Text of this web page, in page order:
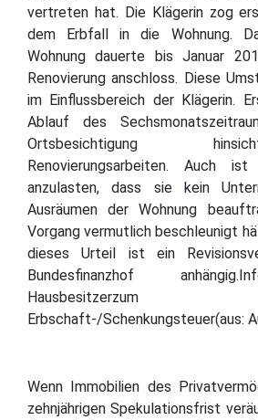
vertreten hat. Die Klägerin zog
dem Erbfall in die Wohnung.
Wohnung dauerte bis Januar
Renovierung anschloss. Diese
im Einflussbereich der Klägerin.
Ablauf des
Ortsbesichtigung
Renovierungsarbeiten. Auch
anzulasten, dass sie kein
Ausräumen der Wohnung
Vorgang vermutlich beschleunigt
dieses Urteil ist ein
Bundesfinanzhof
Erbschaft-/Schenkungsteuer(aus:
Wenn Immobilien des
zehnjährigen Spekulationsfrist